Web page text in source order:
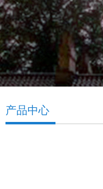
产品中心